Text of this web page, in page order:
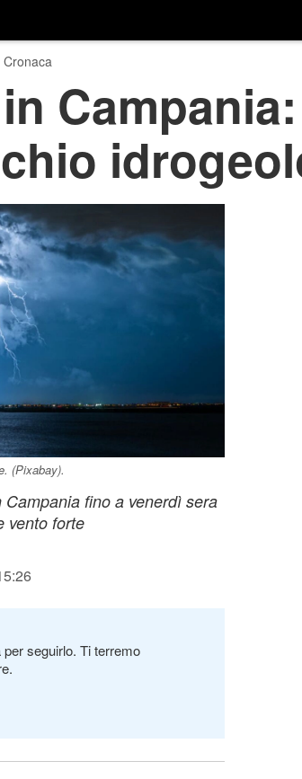
Cronaca
(Pixabay).
fino a venerdì sera
vento forte
seguirlo. Ti terremo